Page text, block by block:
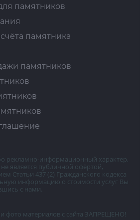
памятников
памятника
памятников
рекламно-информационный характер,
является публичной офёртой,
Статьи 437 (2) Гражданского кодекса
информацию о стоимости услуг Вы
с нами.
фото материалов с сайта ЗАПРЕЩЕНО!